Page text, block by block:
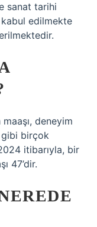
sanat tarihi
edilmekte
deneyim
gibi birçok
itibarıyla, bir
47’dir.